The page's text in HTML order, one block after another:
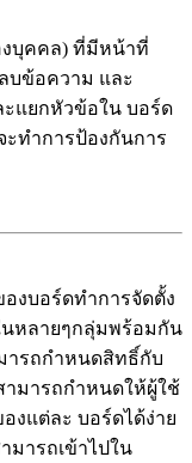
งบุคคล) ที่มีหน้าที่
บข้อความ และ
ะแยกหัวข้อใน บอร์ด
ะทำการป้องกันการ
องบอร์ดทำการจัดตั้ง
หลายๆกลุ่มพร้อมกัน
ารถกำหนดสิทธิ์กับ
ามารถกำหนดให้ผู้ใช้
องแต่ละ บอร์ดได้ง่าย
ารถเข้าไปใน